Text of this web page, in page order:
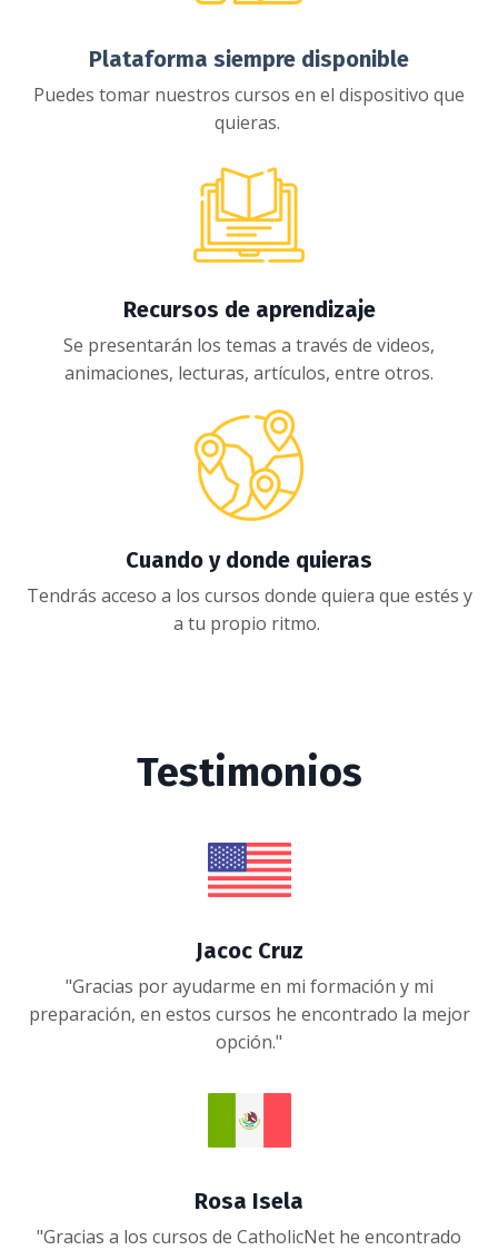
Plataforma siempre disponible
Puedes tomar nuestros cursos en el dispositivo que
quieras.
Recursos de aprendizaje
Se presentarán los temas a través de videos,
animaciones, lecturas, artículos, entre otros.
Cuando y donde quieras
Tendrás acceso a los cursos donde quiera que estés y
a tu propio ritmo.
Testimonios
Jacoc Cruz
"Gracias por ayudarme en mi formación y mi
preparación, en estos cursos he encontrado la mejor
opción."
Rosa Isela
"Gracias a los cursos de CatholicNet he encontrado